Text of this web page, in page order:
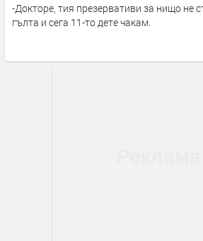
-Докторе, тия презервативи за нищо не
гълта и сега 11-то дете чакам.